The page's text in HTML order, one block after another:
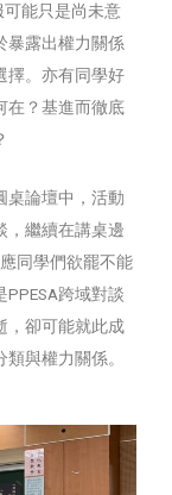
能只是尚未意
暴露出權力關係
擇。亦有同學好
在？基進而徹底
桌論壇中，活動
，繼續在講桌邊
同學們欲罷不能
跨域對談
，卻可能就此成
與權力關係。